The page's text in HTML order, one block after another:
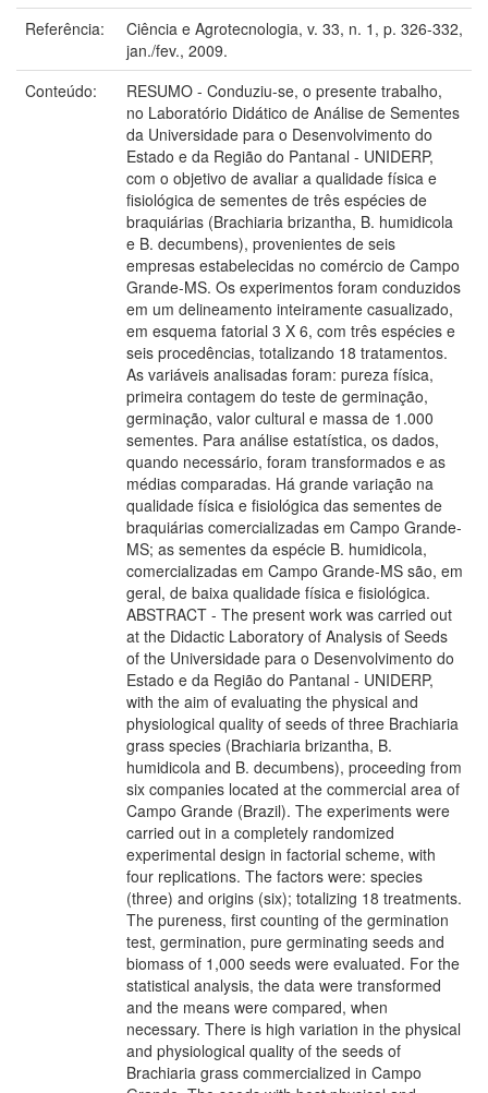
Referência:
Ciência e Agrotecnologia, v. 33, n. 1, p. 326-332,
jan./fev., 2009.
Conteúdo:
RESUMO - Conduziu-se, o presente trabalho,
no Laboratório Didático de Análise de Sementes
da Universidade para o Desenvolvimento do
Estado e da Região do Pantanal - UNIDERP,
com o objetivo de avaliar a qualidade física e
fisiológica de sementes de três espécies de
braquiárias (Brachiaria brizantha, B. humidicola
e B. decumbens), provenientes de seis
empresas estabelecidas no comércio de Campo
Grande-MS. Os experimentos foram conduzidos
em um delineamento inteiramente casualizado,
em esquema fatorial 3 X 6, com três espécies e
seis procedências, totalizando 18 tratamentos.
As variáveis analisadas foram: pureza física,
primeira contagem do teste de germinação,
germinação, valor cultural e massa de 1.000
sementes. Para análise estatística, os dados,
quando necessário, foram transformados e as
médias comparadas. Há grande variação na
qualidade física e fisiológica das sementes de
braquiárias comercializadas em Campo Grande-
MS; as sementes da espécie B. humidicola,
comercializadas em Campo Grande-MS são, em
geral, de baixa qualidade física e fisiológica.
ABSTRACT - The present work was carried out
at the Didactic Laboratory of Analysis of Seeds
of the Universidade para o Desenvolvimento do
Estado e da Região do Pantanal - UNIDERP,
with the aim of evaluating the physical and
physiological quality of seeds of three Brachiaria
grass species (Brachiaria brizantha, B.
humidicola and B. decumbens), proceeding from
six companies located at the commercial area of
Campo Grande (Brazil). The experiments were
carried out in a completely randomized
experimental design in factorial scheme, with
four replications. The factors were: species
(three) and origins (six); totalizing 18 treatments.
The pureness, first counting of the germination
test, germination, pure germinating seeds and
biomass of 1,000 seeds were evaluated. For the
statistical analysis, the data were transformed
and the means were compared, when
necessary. There is high variation in the physical
and physiological quality of the seeds of
Brachiaria grass commercialized in Campo